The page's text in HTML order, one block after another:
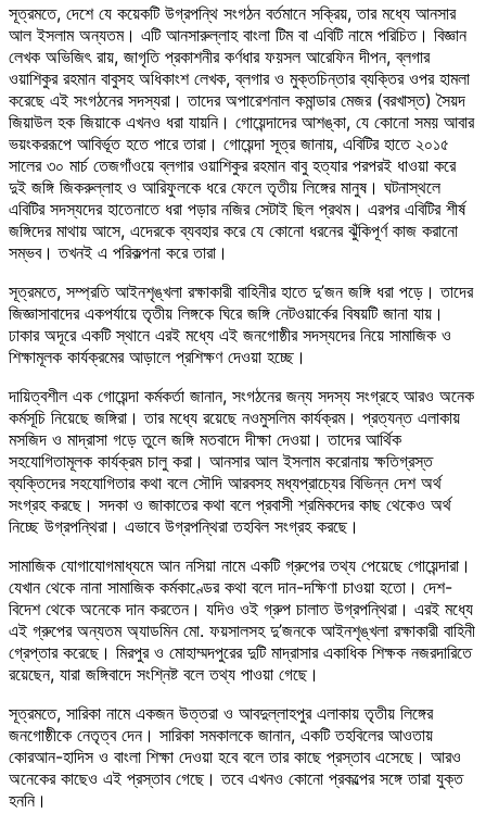
সূত্রমতে, দেশে যে কয়েকটি উগ্রপন্থি সংগঠন বর্তমানে সক্রিয়, তার মধ্যে আনসার
আল ইসলাম অন্যতম। এটি আনসারুল্লাহ বাংলা টিম বা এবিটি নামে পরিচিত। বিজ্ঞান
লেখক অভিজিৎ রায়, জাগৃতি প্রকাশনীর কর্ণধার ফয়সল আরেফিন দীপন, ব্লগার
ওয়াশিকুর রহমান বাবুসহ অধিকাংশ লেখক, ব্লগার ও মুক্তচিন্তার ব্যক্তির ওপর হামলা
করেছে এই সংগঠনের সদস্যরা। তাদের অপারেশনাল কমান্ডার মেজর (বরখাস্ত) সৈয়দ
জিয়াউল হক জিয়াকে এখনও ধরা যায়নি। গোয়েন্দাদের আশঙ্কা, যে কোনো সময় আবার
ভয়ংকররূপে আবির্ভূত হতে পারে তারা। গোয়েন্দা সূত্র জানায়, এবিটির হাতে ২০১৫
সালের ৩০ মার্চ তেজগাঁওয়ে ব্লগার ওয়াশিকুর রহমান বাবু হত্যার পরপরই ধাওয়া করে
দুই জঙ্গি জিকরুল্লাহ ও আরিফুলকে ধরে ফেলে তৃতীয় লিঙ্গের মানুষ। ঘটনাস্থলে
এবিটির সদস্যদের হাতেনাতে ধরা পড়ার নজির সেটাই ছিল প্রথম। এরপর এবিটির শীর্ষ
জঙ্গিদের মাথায় আসে, এদেরকে ব্যবহার করে যে কোনো ধরনের ঝুঁকিপূর্ণ কাজ করানো
সম্ভব। তখনই এ পরিকল্পনা করে তারা।
সূত্রমতে, সম্প্রতি আইনশৃঙ্খলা রক্ষাকারী বাহিনীর হাতে দু’জন জঙ্গি ধরা পড়ে। তাদের
জিজ্ঞাসাবাদের একপর্যায়ে তৃতীয় লিঙ্গকে ঘিরে জঙ্গি নেটওয়ার্কের বিষয়টি জানা যায়।
ঢাকার অদূরে একটি স্থানে এরই মধ্যে এই জনগোষ্ঠীর সদস্যদের নিয়ে সামাজিক ও
শিক্ষামূলক কার্যক্রমের আড়ালে প্রশিক্ষণ দেওয়া হচ্ছে।
দায়িত্বশীল এক গোয়েন্দা কর্মকর্তা জানান, সংগঠনের জন্য সদস্য সংগ্রহে আরও অনেক
কর্মসূচি নিয়েছে জঙ্গিরা। তার মধ্যে রয়েছে নওমুসলিম কার্যক্রম। প্রত্যন্ত এলাকায়
মসজিদ ও মাদ্রাসা গড়ে তুলে জঙ্গি মতবাদে দীক্ষা দেওয়া। তাদের আর্থিক
সহযোগিতামূলক কার্যক্রম চালু করা। আনসার আল ইসলাম করোনায় ক্ষতিগ্রস্ত
ব্যক্তিদের সহযোগিতার কথা বলে সৌদি আরবসহ মধ্যপ্রাচ্যের বিভিন্ন দেশ অর্থ
সংগ্রহ করছে। সদকা ও জাকাতের কথা বলে প্রবাসী শ্রমিকদের কাছ থেকেও অর্থ
নিচ্ছে উগ্রপন্থিরা। এভাবে উগ্রপন্থিরা তহবিল সংগ্রহ করছে।
সামাজিক যোগাযোগমাধ্যমে আন নসিয়া নামে একটি গ্রুপের তথ্য পেয়েছে গোয়েন্দারা।
যেখান থেকে নানা সামাজিক কর্মকাণ্ডের কথা বলে দান-দক্ষিণা চাওয়া হতো। দেশ-
বিদেশ থেকে অনেকে দান করতেন। যদিও ওই গ্রুপ চালাত উগ্রপন্থিরা। এরই মধ্যে
এই গ্রুপের অন্যতম অ্যাডমিন মো. ফয়সালসহ দু’জনকে আইনশৃঙ্খলা রক্ষাকারী বাহিনী
গ্রেপ্তার করেছে। মিরপুর ও মোহাম্মদপুরের দুটি মাদ্রাসার একাধিক শিক্ষক নজরদারিতে
রয়েছেন, যারা জঙ্গিবাদে সংশ্নিষ্ট বলে তথ্য পাওয়া গেছে।
সূত্রমতে, সারিকা নামে একজন উত্তরা ও আবদুল্লাহপুর এলাকায় তৃতীয় লিঙ্গের
জনগোষ্ঠীকে নেতৃত্ব দেন। সারিকা সমকালকে জানান, একটি তহবিলের আওতায়
কোরআন-হাদিস ও বাংলা শিক্ষা দেওয়া হবে বলে তার কাছে প্রস্তাব এসেছে। আরও
অনেকের কাছেও এই প্রস্তাব গেছে। তবে এখনও কোনো প্রকল্পের সঙ্গে তারা যুক্ত
হননি।